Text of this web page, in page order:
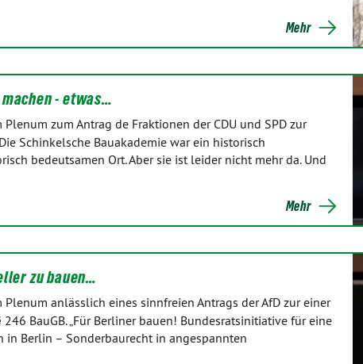
Mehr
- etwas…
Plenum zum Antrag de Fraktionen der CDU und SPD zur
Schinkelsche Bauakademie war ein historisch
bedeutsamen Ort. Aber sie ist leider nicht mehr da. Und
Mehr
zu bauen…
Plenum anlässlich eines sinnfreien Antrags der AfD zur einer
BauGB. „Für Berliner bauen! Bundesratsinitiative für eine
in Berlin – Sonderbaurecht in angespannten